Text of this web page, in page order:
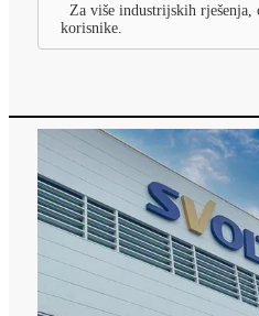
Za više industrijskih rješenja,
korisnike.